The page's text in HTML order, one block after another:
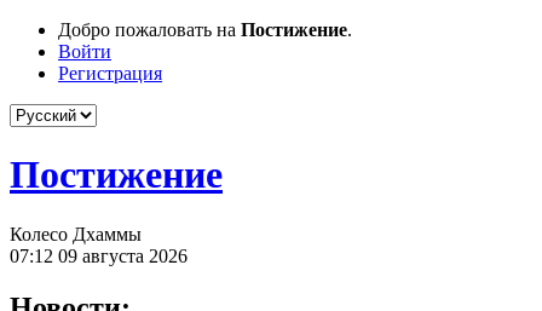
Добро пожаловать на Постижение.
Войти
Регистрация
Постижение
Колесо Дхаммы
07:12 09 августа 2026